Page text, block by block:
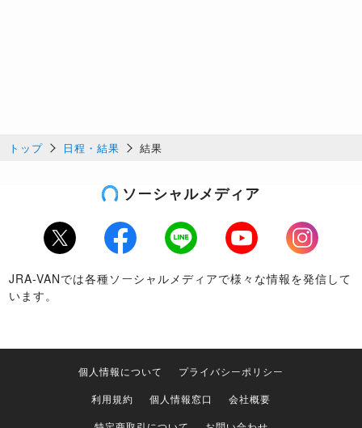
トップ 日程・結果 結果
ソーシャルメディア
Twitter Facebook LINE Youtube
Instagram
JRA-VANでは各種ソーシャルメディアで様々な情報を発信して
います。
個人情報について
プライバシーポリシー
利用規約
個人情報窓口
会社概要